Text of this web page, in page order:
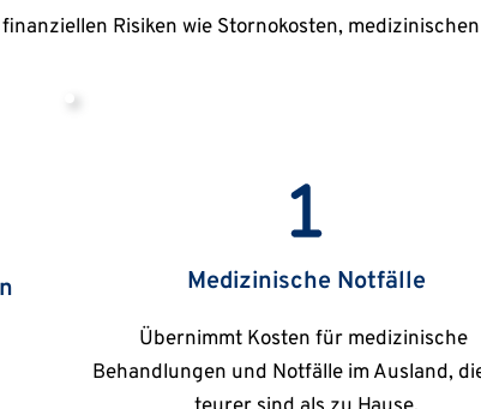
Risiken wie Stornokosten,
Medizinische Notfälle
Übernimmt Kosten für medizinische
Behandlungen und Notfälle im Ausland,